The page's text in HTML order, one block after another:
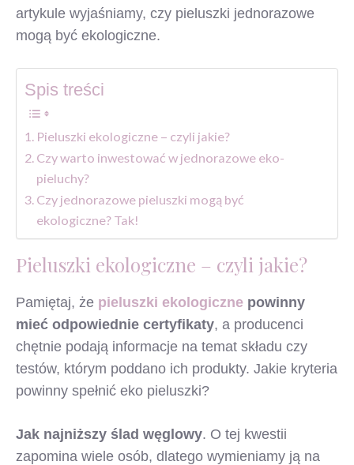
artykule wyjaśniamy, czy pieluszki jednorazowe
mogą być ekologiczne.
Spis treści
Pieluszki ekologiczne – czyli jakie?
Czy warto inwestować w jednorazowe eko-
pieluchy?
Czy jednorazowe pieluszki mogą być
ekologiczne? Tak!
Pieluszki ekologiczne – czyli jakie?
Pamiętaj, że pieluszki ekologiczne powinny
mieć odpowiednie certyfikaty, a producenci
chętnie podają informacje na temat składu czy
testów, którym poddano ich produkty. Jakie kryteria
powinny spełnić eko pieluszki?
Jak najniższy ślad węglowy. O tej kwestii
zapomina wiele osób, dlatego wymieniamy ją na